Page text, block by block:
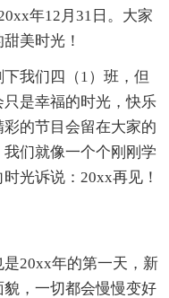
年12月31日。大家
美时光！
我们四（1）班，但
是幸福的时光，快乐
的节目会留在大家的
们就像一个个刚刚学
光诉说：20xx再见！
20xx年的第一天，新
，一切都会慢慢变好